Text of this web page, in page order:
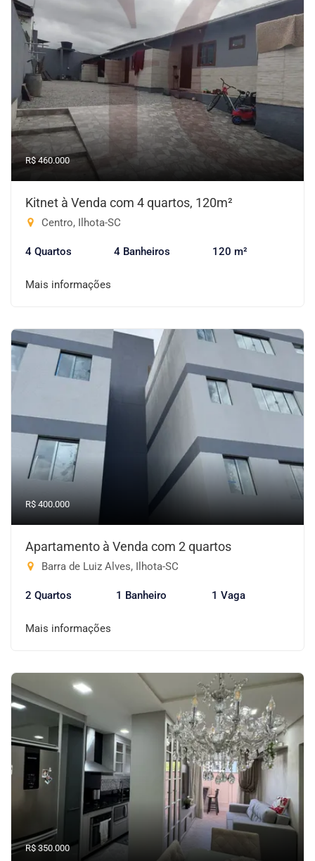
R$ 460.000
Kitnet à Venda com 4 quartos, 120m²
Centro, Ilhota-SC
4 Quartos 4 Banheiros 120 m²
Mais informações
R$ 400.000
Apartamento à Venda com 2 quartos
Barra de Luiz Alves, Ilhota-SC
2 Quartos 1 Banheiro 1 Vaga
Mais informações
R$ 350.000